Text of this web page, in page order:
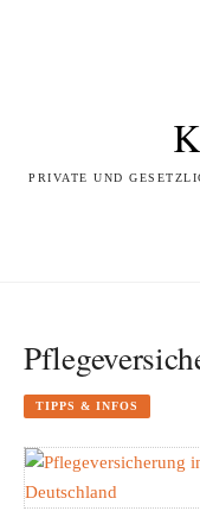
PRIVATE UND
TIPPS & INFOS